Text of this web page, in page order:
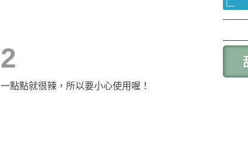
2
一點點就很辣，所以要小心使用喔！